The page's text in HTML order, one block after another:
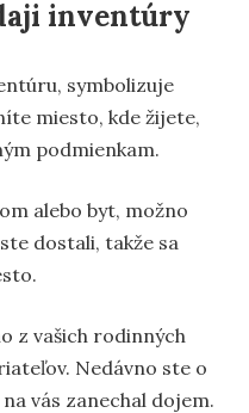
inventúry
symbolizuje
miesto, kde žijete,
podmienkam.
alebo byt, možno
dostali, takže sa
z vašich rodinných
Nedávno ste o
vás zanechal dojem.